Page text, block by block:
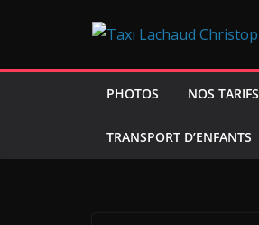
PHOTOS NOS TARIFS
TRANSPORT D’ENFANTS